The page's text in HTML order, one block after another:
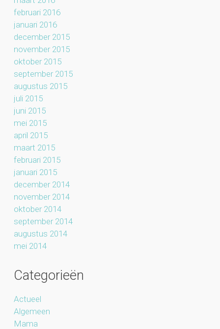
februari 2016
januari 2016
december 2015
november 2015
oktober 2015
september 2015
augustus 2015
juli 2015
juni 2015
mei 2015
april 2015
maart 2015
februari 2015
januari 2015
december 2014
november 2014
oktober 2014
september 2014
augustus 2014
mei 2014
Categorieën
Actueel
Algemeen
Mama